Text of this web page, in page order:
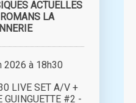
ACTUELLES
LA
2026 à 18h30
LIVE SET A/V +
GUINGUETTE #2 -